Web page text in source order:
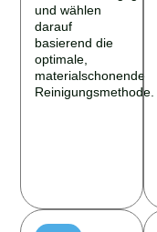
und wählen
darauf
basierend die
optimale,
materialschonende
Reinigungsmethode.